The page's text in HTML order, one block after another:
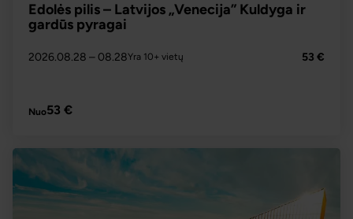
Edolės pilis – Latvijos „Venecija” Kuldyga ir
gardūs pyragai
2026.08.28 – 08.28Yra 10+ vietų 53 €
Nuo53 €